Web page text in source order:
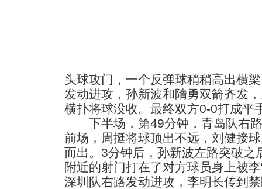
头球攻门，一个反弹球稍稍高出横
发动进攻，孙新波和隋勇双箭齐发
横扑将球没收。最终双方0-0打成平
下半场，第49分钟，青岛队右路
前场，周挺将球顶出不远，刘健接
而出。3分钟后，孙新波左路突破之
附近的射门打在了对方球员身上被
深圳队右路发动进攻，李明长传到